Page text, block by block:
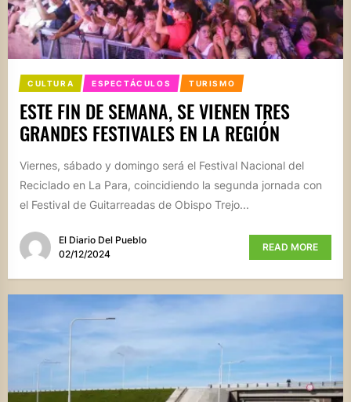
CULTURA ESPECTÁCULOS TURISMO
ESTE FIN DE SEMANA, SE VIENEN TRES
GRANDES FESTIVALES EN LA REGIÓN
Viernes, sábado y domingo será el Festival Nacional del
Reciclado en La Para, coincidiendo la segunda jornada con
el Festival de Guitarreadas de Obispo Trejo...
El Diario Del Pueblo
02/12/2024
READ MORE